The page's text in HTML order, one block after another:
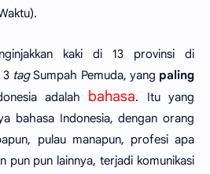
kaki di 13 provinsi di
3 tagSumpah Pemuda, yang paling
adalah bahasa. Itu yang
bahasa Indonesia, dengan orang
pulau manapun, profesi apa
pun pun lainnya, terjadi komunikasi